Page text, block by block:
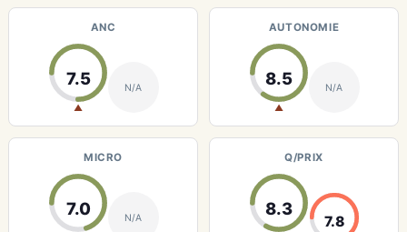
ANC
7.5
▲
N/A
AUTONOMIE
8.5
▲
N/A
MICRO
7.0 N/A
Q/PRIX
8.3
7.8